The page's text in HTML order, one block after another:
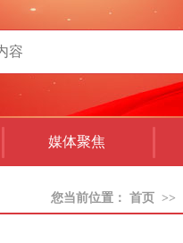
媒体聚焦
您当前位置： 首页 >>